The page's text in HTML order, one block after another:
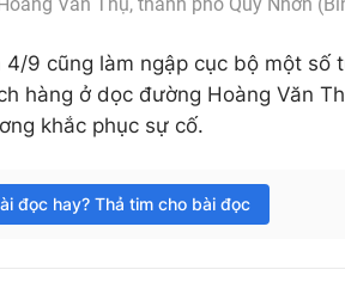
4/9 cũng làm ngập cục bộ một số
hàng ở dọc đường Hoàng Văn
khắc phục sự cố.
đọc hay? Thả tim cho bài đọc